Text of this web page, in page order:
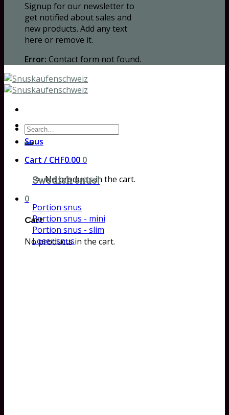
Signup for our newsletter to
get notified about sales and
new products. Add any text
here or remove it.
Error: Contact form not found.
Search
for:
Cart / CHF0.00 0
No products in the cart.
0
Cart
No products in the cart.
Snus
Swedish snus!
Portion snus
Portion snus - mini
Portion snus - slim
Loser snus